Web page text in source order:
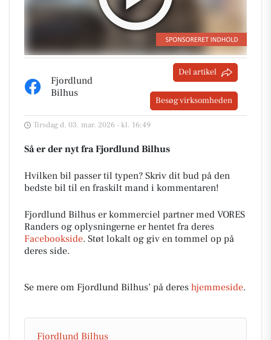
Fjordlund
Bilhus
Del artikel
Besøg virksomheden
Tirsdag d. 03. mar. 2026 - kl. 16:49
Så er der nyt fra Fjordlund Bilhus
Hvilken bil passer til typen? Skriv dit bud på den
bedste bil til en fraskilt mand i kommentaren!
Fjordlund Bilhus er kommerciel partner med VORES
Randers og oplysningerne er hentet fra deres
Facebookside. Støt lokalt og giv en tommel op på
deres side.
Se mere om Fjordlund Bilhus’ på deres hjemmeside.
Fjordlund Bilhus